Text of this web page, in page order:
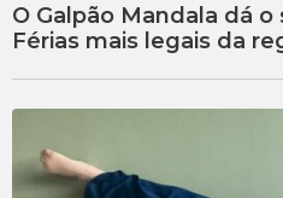
O Galpão Mandala dá
Férias mais legais da